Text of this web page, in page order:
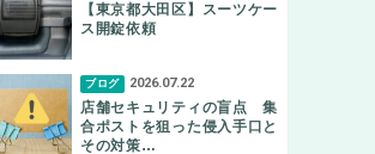
【東京都大田区】スーツケー
ス開錠依頼
ブログ 2026.07.22
店舗セキュリティの盲点 集
合ポストを狙った侵入手口と
その対策…